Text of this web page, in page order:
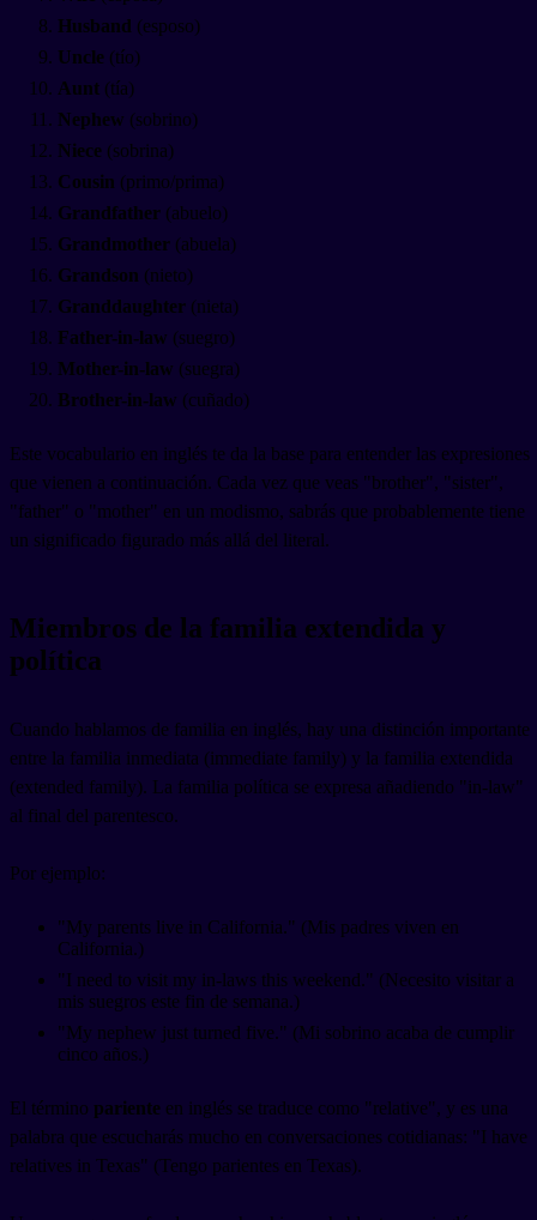
Husband (esposo)
Uncle (tío)
Aunt (tía)
Nephew (sobrino)
Niece (sobrina)
Cousin (primo/prima)
Grandfather (abuelo)
Grandmother (abuela)
Grandson (nieto)
Granddaughter (nieta)
Father-in-law (suegro)
Mother-in-law (suegra)
Brother-in-law (cuñado)
Este vocabulario en inglés te da la base para entender las expresiones
que vienen a continuación. Cada vez que veas "brother", "sister",
"father" o "mother" en un modismo, sabrás que probablemente tiene
un significado figurado más allá del literal.
Miembros de la familia extendida y
política
Cuando hablamos de familia en inglés, hay una distinción importante
entre la familia inmediata (immediate family) y la familia extendida
(extended family). La familia política se expresa añadiendo "in-law"
al final del parentesco.
Por ejemplo:
"My parents live in California." (Mis padres viven en
California.)
"I need to visit my in-laws this weekend." (Necesito visitar a
mis suegros este fin de semana.)
"My nephew just turned five." (Mi sobrino acaba de cumplir
cinco años.)
El término pariente en inglés se traduce como "relative", y es una
palabra que escucharás mucho en conversaciones cotidianas: "I have
relatives in Texas" (Tengo parientes en Texas).